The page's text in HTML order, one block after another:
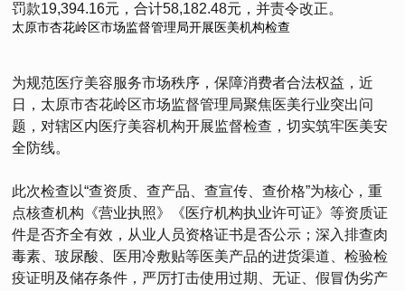
罚款19,394.16元，合计58,182.48元，并责令改正。
太原市杏花岭区市场监督管理局开展医美机构检查
为规范医疗美容服务市场秩序，保障消费者合法权益，近
日，太原市杏花岭区市场监督管理局聚焦医美行业突出问
题，对辖区内医疗美容机构开展监督检查，切实筑牢医美安
全防线。
此次检查以“查资质、查产品、查宣传、查价格”为核心，重
点核查机构《营业执照》《医疗机构执业许可证》等资质证
件是否齐全有效，从业人员资格证书是否公示；深入排查肉
毒素、玻尿酸、医用冷敷贴等医美产品的进货渠道、检验检
疫证明及储存条件，严厉打击使用过期、无证、假冒伪劣产